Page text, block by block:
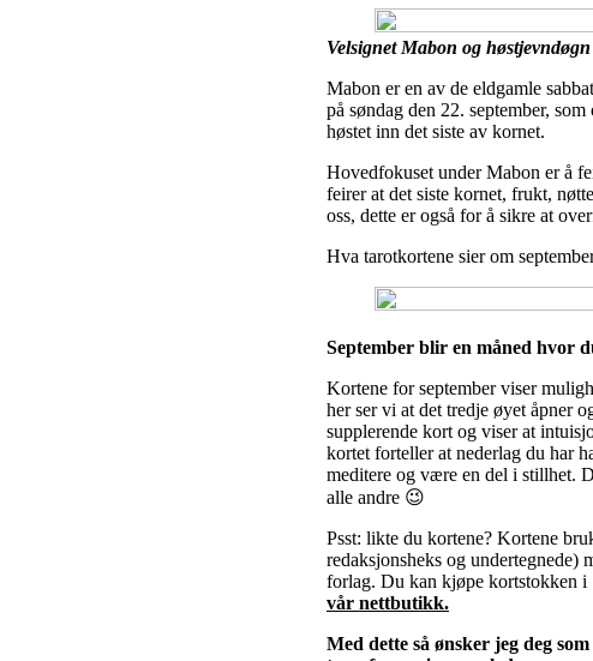
Velsignet Mabon og
Mabon er en av de eldgamle
på søndag den 22. september,
høstet inn det siste av kornet.
Hovedfokuset under Mabon er å
feirer at det siste kornet, frukt,
oss, dette er også for å sikre at
Hva tarotkortene sier om
September blir en måned hvor
Kortene for september viser
her ser vi at det tredje øyet åpner
supplerende kort og viser at
kortet forteller at nederlag du har
meditere og være en del i stillhet.
alle andre 😉
Psst: likte du kortene? Kortene
redaksjonsheks og undertegnede)
forlag. Du kan kjøpe kortstokken i
vår nettbutikk.
Med dette så ønsker jeg deg